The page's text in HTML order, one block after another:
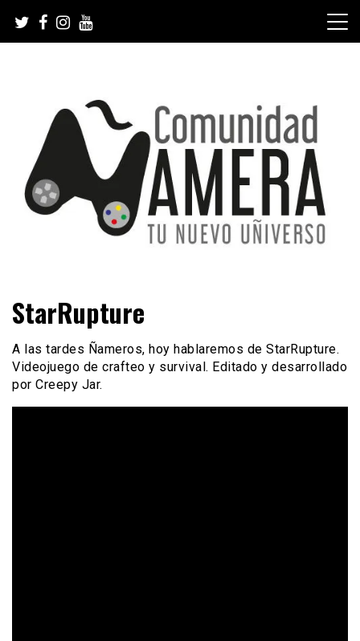
content
Comunidad Ñamera
StarRupture
A las tardes Ñameros, hoy hablaremos de StarRupture.
Videojuego de crafteo y survival. Editado y desarrollado
por Creepy Jar.